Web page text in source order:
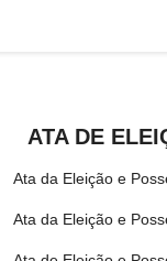
ATA DE
Ata da Eleição e
Ata da Eleição e